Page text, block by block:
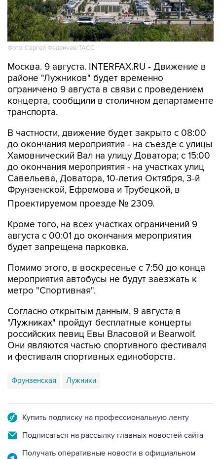
Фото: Сергей Фадеичев/ТАСС
Москва. 9 августа. INTERFAX.RU - Движение в
ограничено 9 августа в связи с проведением
концерта, сообщили в столичном департаменте
транспорта.
В частности, движение будет закрыто с 08:00
Хамовнический Вал на улицу Доватора; с 15:00
до окончания мероприятия - на участках улиц
Савельева, Доватора, 10-летия Октября, 3-й
Фрунзенской, Ефремова и Трубецкой, в
Проектируемом проезде № 2309.
Кроме того, на всех участках ограничений 9
будет запрещена парковка.
Помимо этого, в воскресенье с 7:50 до конца
метро "Спортивная".
Согласно открытым данным, 9 августа в
российских певиц Евы Власовой и Bearwolf.
Они являются частью спортивного фестиваля
и фестиваля спортивных единоборств.
Фрунзенская Лужники
Подписаться на рассылку главных новостей сайта
Получать оперативные новости в официальном